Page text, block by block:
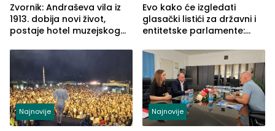
Zvornik: Andraševa vila iz
1913. dobija novi život,
postaje hotel muzejskog
Evo kako će izgledati
glasački listići za državni i
entitetske parlamente:
vidljive na njima
Najnovije Najnovije